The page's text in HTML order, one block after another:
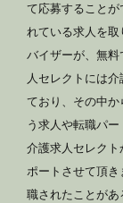
て応募することが
れている求人を
バイザーが、無
人セレクトには
ており、その中
う求人や転職パ
介護求人セレク
ポートさせて頂
職されたことが